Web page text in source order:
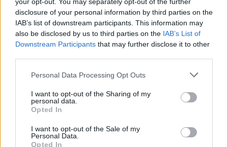
disclosure of your personal information by third parties on the
IAB’s list of downstream participants. This information may
also be disclosed by us to third parties on the IAB’s List of
Downstream Participants that may further disclose it to other
Please note that this website/app uses one or more Google
not limited to your visit or usage behaviour. You may click to
grant or deny consent to Google and its third-party tags to
use your data for below specified purposes in below Google
consent section.
Personal Data Processing Opt Outs
I want to opt-out of the Sharing of my
personal data.
Opted In
I want to opt-out of the Sale of my
Personal Data.
Opted In
τώρα!
Mario Kart (Wii)
ή την έκδοση με το τιμονάκι
Mario Kart + Wii Wheel